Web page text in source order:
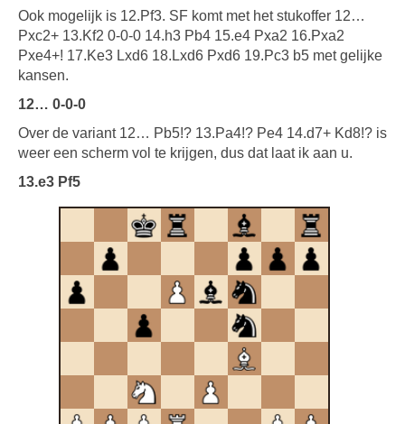
Ook mogelijk is 12.Pf3. SF komt met het stukoffer 12…
Pxc2+ 13.Kf2 0-0-0 14.h3 Pb4 15.e4 Pxa2 16.Pxa2
Pxe4+! 17.Ke3 Lxd6 18.Lxd6 Pxd6 19.Pc3 b5 met gelijke
kansen.
12… 0-0-0
Over de variant 12… Pb5!? 13.Pa4!? Pe4 14.d7+ Kd8!? is
weer een scherm vol te krijgen, dus dat laat ik aan u.
13.e3 Pf5